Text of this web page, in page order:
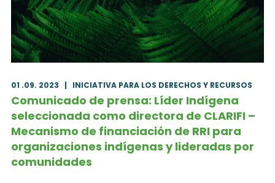
01 .09. 2023 | INICIATIVA PARA LOS DERECHOS Y RECURSOS
Comunicado de prensa: Líder Indígena
seleccionada como directora de CLARIFI –
Mecanismo de financiación de RRI para
organizaciones indígenas y lideradas por
comunidades